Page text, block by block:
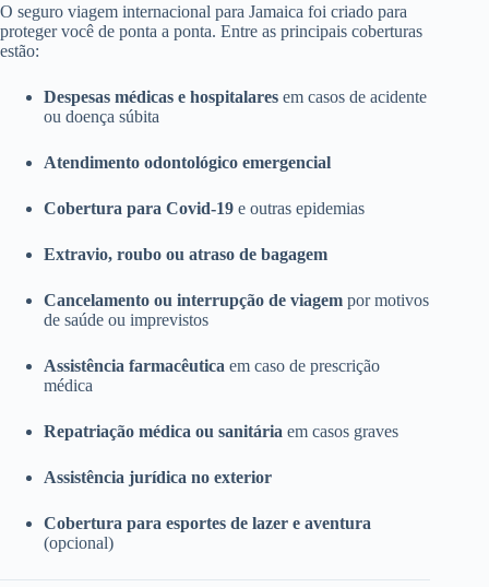
O seguro viagem internacional para Jamaica foi criado para
proteger você de ponta a ponta. Entre as principais coberturas
estão:
Despesas médicas e hospitalares em casos de acidente
ou doença súbita
Atendimento odontológico emergencial
Cobertura para Covid-19 e outras epidemias
Extravio, roubo ou atraso de bagagem
Cancelamento ou interrupção de viagem por motivos
de saúde ou imprevistos
Assistência farmacêutica em caso de prescrição
médica
Repatriação médica ou sanitária em casos graves
Assistência jurídica no exterior
Cobertura para esportes de lazer e aventura
(opcional)